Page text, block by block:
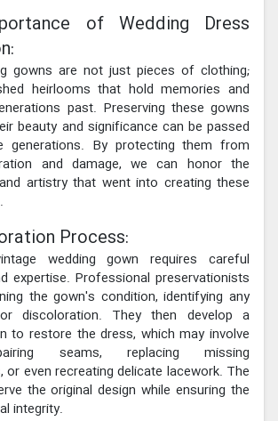
of Wedding Dress
gowns are not just pieces of clothing;
heirlooms that hold memories and
past. Preserving these gowns
beauty and significance can be passed
generations. By protecting them from
and damage, we can honor the
artistry that went into creating these
Process:
wedding gown requires careful
expertise. Professional preservationists
the gown's condition, identifying any
discoloration. They then develop a
to restore the dress, which may involve
seams, replacing missing
or even recreating delicate lacework. The
the original design while ensuring the
integrity.